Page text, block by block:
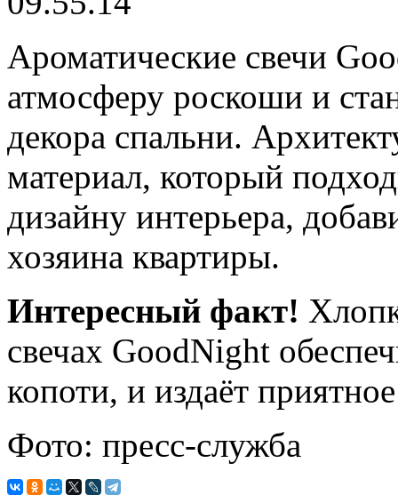
Ароматические свечи
атмосферу роскоши и
декора спальни.
материал, который
дизайну интерьера,
хозяина квартиры.
Интересный факт!
свечах GoodNight
копоти, и издаёт
Фото: пресс-служба